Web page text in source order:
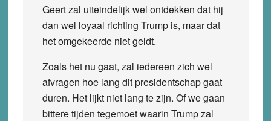
Geert zal uiteindelijk wel ontdekken dat hij
dan wel loyaal richting Trump is, maar dat
het omgekeerde niet geldt.
Zoals het nu gaat, zal iedereen zich wel
afvragen hoe lang dit presidentschap gaat
duren. Het lijkt niet lang te zijn. Of we gaan
bittere tijden tegemoet waarin Trump zal